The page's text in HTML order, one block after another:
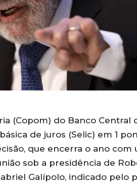
(Copom) do Banco Central
de juros (Selic) em 1
que encerra o ano com
sob a presidência de
Galípolo, indicado pelo